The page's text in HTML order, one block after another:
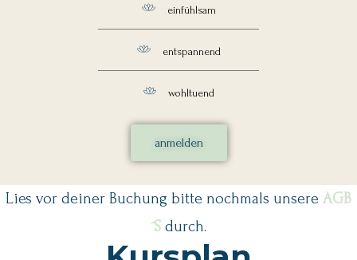
einfühlsam
entspannend
wohltuend
anmelden
Lies vor deiner Buchung bitte nochmals unsere AGB
´S durch.